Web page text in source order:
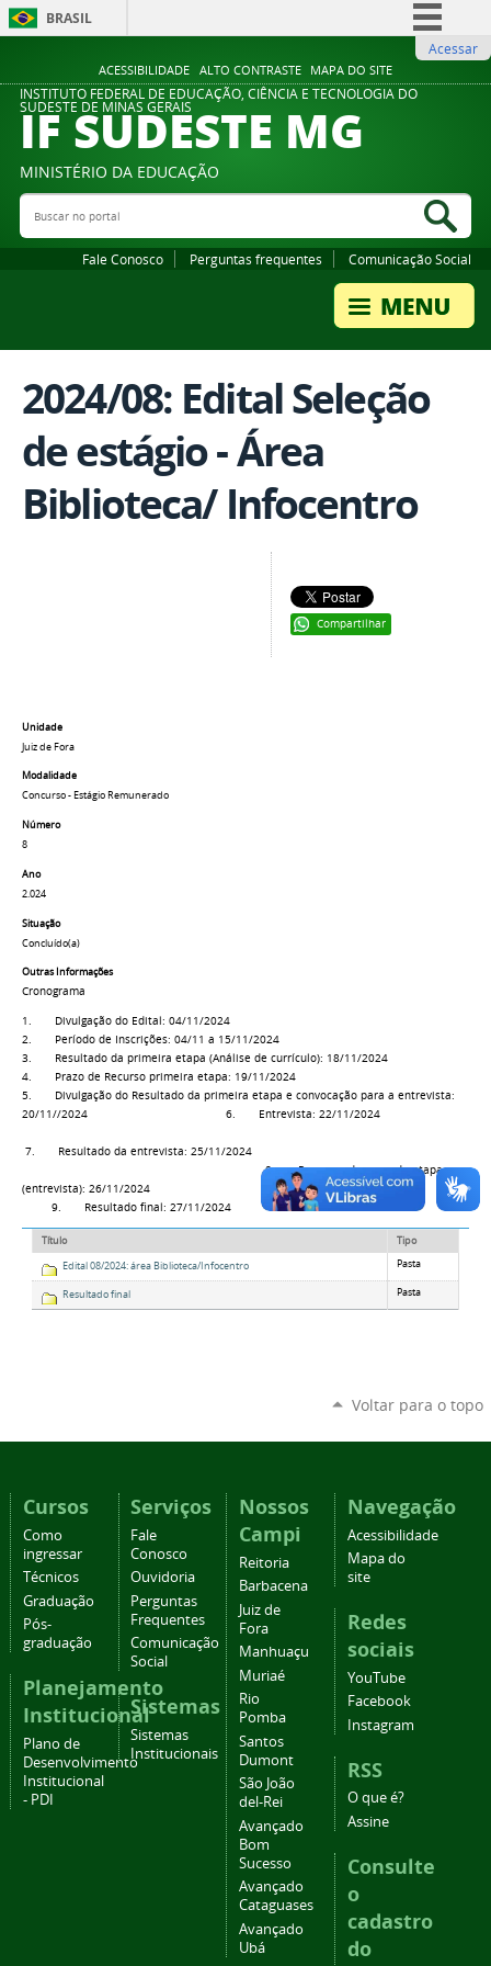
ACESSIBILIDADE ALTO CONTRASTE MAPA DO SITE
BRASIL
Comunica BR
Participe
Legislação
Acessar
INSTITUTO FEDERAL DE EDUCAÇÃO, CIÊNCIA E TECNOLOGIA DO
SUDESTE DE MINAS GERAIS
IF SUDESTE MG
MINISTÉRIO DA EDUCAÇÃO
Buscar no portal
Fale Conosco Perguntas frequentes Comunicação Social
2024/08: Edital Seleção
de estágio - Área
Biblioteca/ Infocentro
Compartilhar
Unidade
Juiz de Fora
Modalidade
Concurso - Estágio Remunerado
Número
8
Ano
2.024
Situação
Concluído(a)
Outras Informações
Cronograma
1. Divulgação do Edital: 04/11/2024
2. Período de Inscrições: 04/11 a 15/11/2024
3. Resultado da primeira etapa (Análise de currículo): 18/11/2024
4. Prazo de Recurso primeira etapa: 19/11/2024
5. Divulgação do Resultado da primeira etapa e convocação para a entrevista:
20/11//2024 6. Entrevista: 22/11/2024
7. Resultado da entrevista: 25/11/2024
8. Recursos da segunda etapa
(entrevista): 26/11/2024
9. Resultado final: 27/11/2024
Título
Tipo
Edital 08/2024: área Biblioteca/Infocentro
Pasta
Resultado final Pasta
Voltar para o topo
Cursos
Como
ingressar
Técnicos
Graduação
Pós-
graduação
Planejamento
Institucional
Plano de
Desenvolvimento
Institucional
- PDI
Serviços
Fale
Conosco
Ouvidoria
Perguntas
Frequentes
Comunicação
Social
Sistemas
Sistemas
Institucionais
Nossos
Campi
Reitoria
Barbacena
Juiz de
Fora
Manhuaçu
Muriaé
Rio
Pomba
Santos
Dumont
São João
del-Rei
Avançado
Bom
Sucesso
Avançado
Cataguases
Avançado
Ubá
Navegação
Acessibilidade
Mapa do
site
Redes
sociais
YouTube
Facebook
Instagram
RSS
O que é?
Assine
Consulte
o
cadastro
do